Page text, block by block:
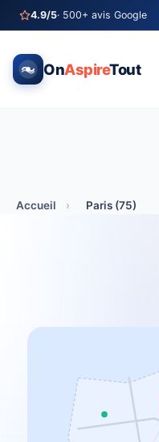
4.9/5· 500+ avis Google
OnAspireTout
Accueil › Paris (75)